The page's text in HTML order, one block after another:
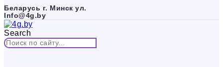
Беларусь г. Минск ул.
Info@4g.by
Search